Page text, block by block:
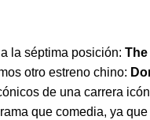
la séptima posición:
otro estreno chino:
de una carrera
que comedia, ya